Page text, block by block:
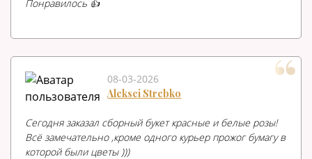
Понравилось 👍
08-03-2026
Aleksei Strebko
Сегодня заказал сборный букет красные и белые розы!
Всё замечательно ,кроме одного курьер прожог бумагу в
которой были цветы )))